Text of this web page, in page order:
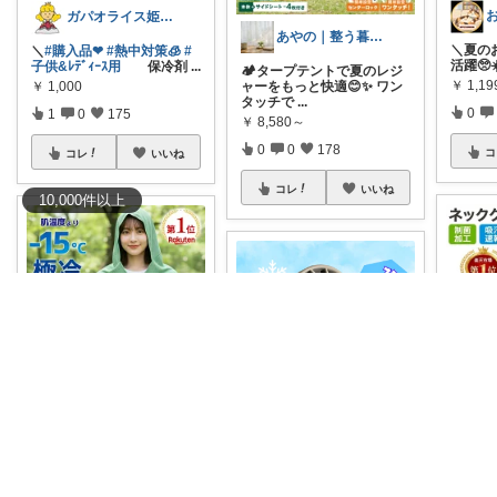
10,000件以上
ガパオライス姫👸🌶️🌶️🌶️
＼#購入品❤︎ #熱中対策🧊 #
子供&ﾚﾃﾞｨｰｽ用
保冷剤 ...
￥ 1,000
1 0 175
コレ いいね
あやの｜整う暮らしROOM
🏕️タープテントで夏のレジ
ャーをもっと快適😊✨ ワン
タッチで ...
￥ 8,580～
0 0 178
コレ いいね
＼夏の
活躍
￥
0